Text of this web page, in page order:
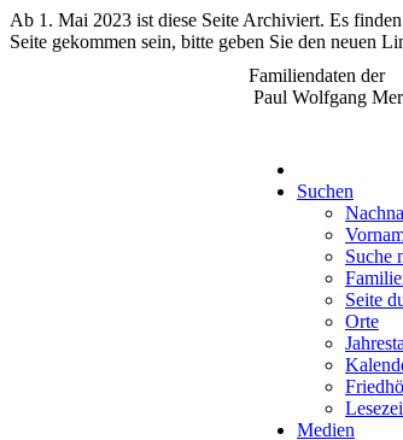
Ab 1. Mai 2023 ist diese Seite Archiviert. Es
Seite gekommen sein, bitte geben Sie den neuen
Familiendaten der
Paul Wolfgang
Suchen
Suche
Seite
Orte
Medien